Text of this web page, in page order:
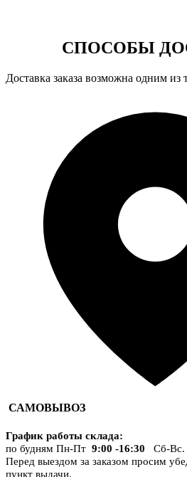
СПОСОБЫ
Доставка заказа возможна одним из
САМОВЫВОЗ
График работы склада:
по будням Пн-Пт 9:00 -16:30 Сб-Вс.
Перед выездом за заказом просим
пункт выдачи.